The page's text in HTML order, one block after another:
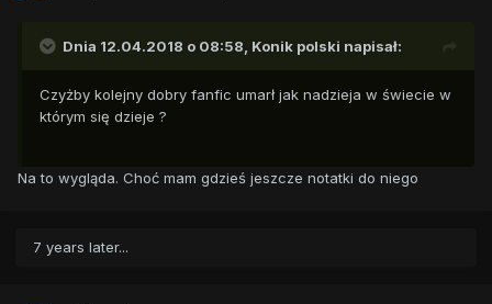
Dnia 12.04.2018 o 08:58, Konik polski napisał:
Czyżby kolejny dobry fanfic umarł jak nadzieja w świecie w
którym się dzieje ?
Na to wygląda. Choć mam gdzieś jeszcze notatki do niego
7 years later...